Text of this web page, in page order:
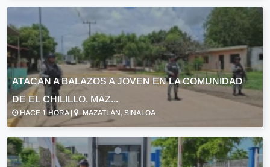
ATACAN A BALAZOS A JOVEN EN LA COMUNIDAD
DE EL CHILILLO, MAZ...
HACE 1 HORA | MAZATLÁN, SINALOA